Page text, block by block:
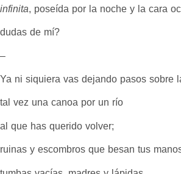
infinita, poseída por la noche y la cara
dudas de mí?
–
Ya ni siquiera vas dejando pasos sobre
tal vez una canoa por un río
al que has querido volver;
ruinas y escombros que besan tus